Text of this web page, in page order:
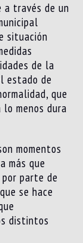
a través de un
situación
de la
estado de
que
menos dura
momentos
más que
parte de
se hace
distintos